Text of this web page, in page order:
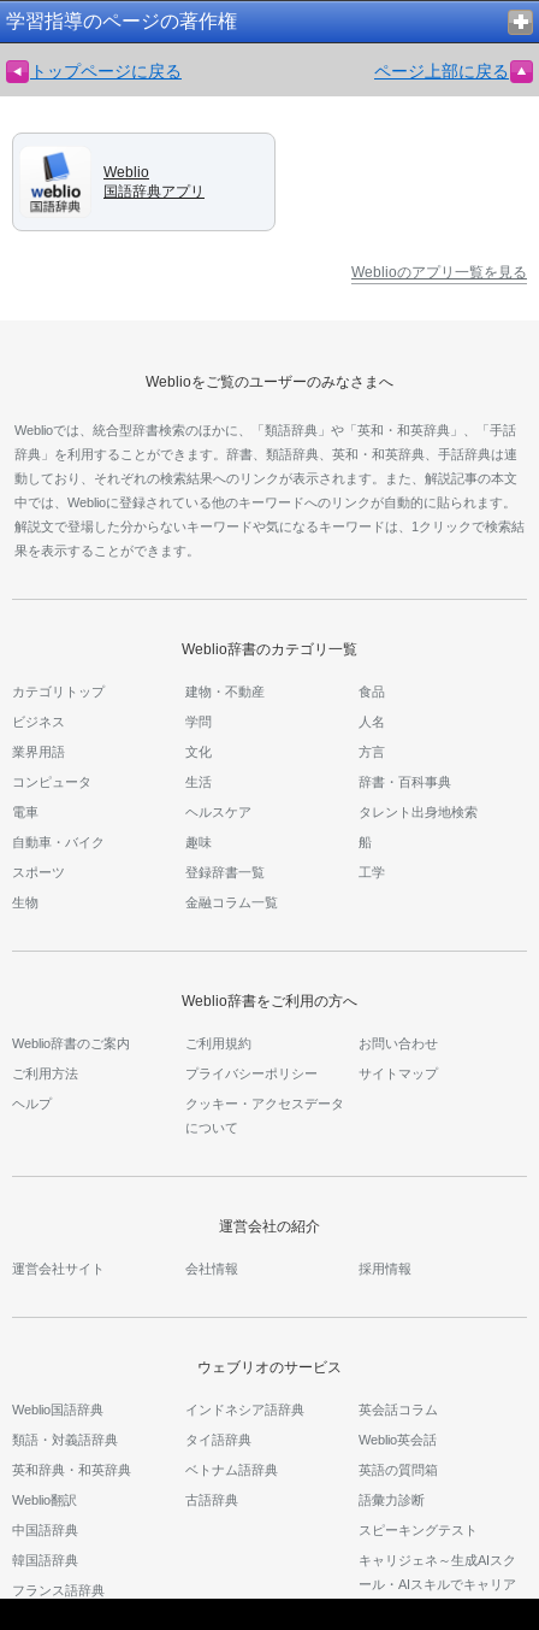
学習指導のページの著作権
トップページに戻る ページ上部に戻る
Weblio
国語辞典アプリ
Weblioのアプリ一覧を見る
Weblioをご覧のユーザーのみなさまへ
Weblioでは、統合型辞書検索のほかに、「類語辞典」や「英和・和英辞典」、「手話
辞典」を利用することができます。辞書、類語辞典、英和・和英辞典、手話辞典は連
動しており、それぞれの検索結果へのリンクが表示されます。また、解説記事の本文
中では、Weblioに登録されている他のキーワードへのリンクが自動的に貼られます。
解説文で登場した分からないキーワードや気になるキーワードは、1クリックで検索結
果を表示することができます。
Weblio辞書のカテゴリ一覧
カテゴリトップ 建物・不動産 食品
ビジネス 学問 人名
業界用語 文化 方言
コンピュータ 生活 辞書・百科事典
電車 ヘルスケア タレント出身地検索
自動車・バイク 趣味 船
スポーツ 登録辞書一覧 工学
生物 金融コラム一覧
Weblio辞書をご利用の方へ
Weblio辞書のご案内 ご利用規約 お問い合わせ
ご利用方法 プライバシーポリシー サイトマップ
ヘルプ
クッキー・アクセスデータ
について
運営会社の紹介
運営会社サイト 会社情報 採用情報
ウェブリオのサービス
Weblio国語辞典
類語・対義語辞典
英和辞典・和英辞典
Weblio翻訳
中国語辞典
韓国語辞典
フランス語辞典
インドネシア語辞典
タイ語辞典
ベトナム語辞典
古語辞典
英会話コラム
Weblio英会話
英語の質問箱
語彙力診断
スピーキングテスト
キャリジェネ～生成AIスク
ール・AIスキルでキャリア